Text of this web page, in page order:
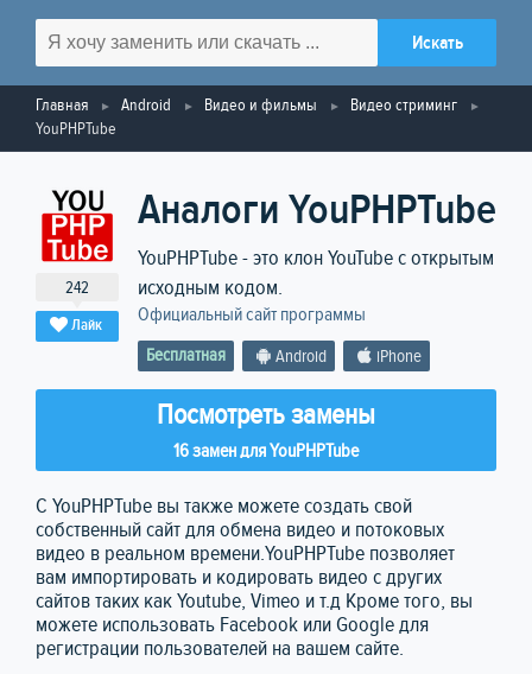
Главная Android Видео и фильмы
Видео стриминг
YouPHPTube
242
Лайк
Аналоги YouPHPTube
YouPHPTube - это клон YouTube с открытым
исходным кодом.
Официальный сайт программы
Бесплатная Android iPhone
Посмотреть замены
16 замен для YouPHPTube
С YouPHPTube вы также можете создать свой
собственный сайт для обмена видео и потоковых
видео в реальном времени.YouPHPTube позволяет
вам импортировать и кодировать видео с других
сайтов таких как Youtube, Vimeo и т.д Кроме того, вы
можете использовать Facebook или Google для
регистрации пользователей на вашем сайте.